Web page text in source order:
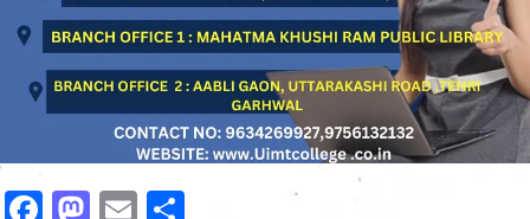
Facebook
Mastodon
Email